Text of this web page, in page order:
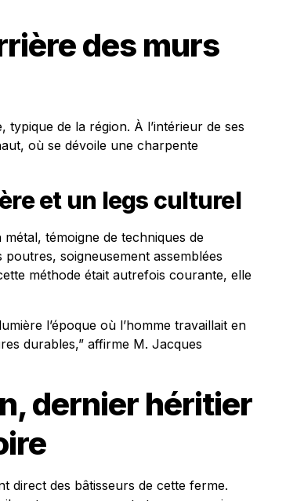
des murs
de la région. À l’intérieur de ses
où se dévoile une charpente
et un legs culturel
témoigne de techniques de
soigneusement assemblées
méthode était autrefois courante, elle
l’époque où l’homme travaillait en
durables,” affirme M. Jacques
dernier héritier
direct des bâtisseurs de cette ferme.